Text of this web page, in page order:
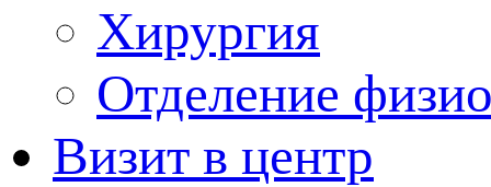
Хирургия
Отделение
Визит в центр